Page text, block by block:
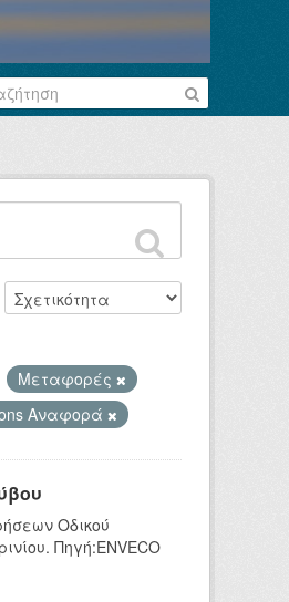
Μεταφορές
Αναφορά
Οδικού
Πηγή:ENVECO